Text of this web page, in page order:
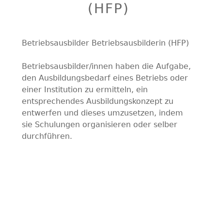
(HFP)
Betriebsausbilder Betriebsausbilderin (HFP)
Betriebsausbilder/innen haben die Aufgabe,
den Ausbildungsbedarf eines Betriebs oder
einer Institution zu ermitteln, ein
entsprechendes Ausbildungskonzept zu
entwerfen und dieses umzusetzen, indem
sie Schulungen organisieren oder selber
durchführen.